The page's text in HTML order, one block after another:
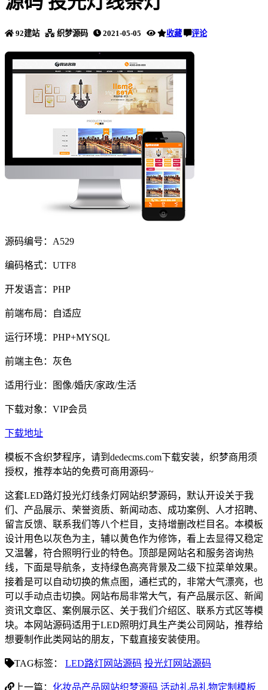
92建站 织梦源码 2021-05-05 收藏 评论
源码编号：A529
编码格式：UTF8
开发语言：PHP
前端布局：自适应
运行环境：PHP+MYSQL
前端主色：灰色
适用行业：图像/婚庆/家政/生活
下载对象：VIP会员
下载地址
模板不含织梦程序，请到dedecms.com下载安装，织梦商用须
授权，推荐本站的免费可商用源码~
这套LED路灯投光灯线条灯网站织梦源码，默认开设关于我
们、产品展示、荣誉资质、新闻动态、成功案例、人才招聘、
留言反馈、联系我们等八个栏目，支持增删改栏目名。本模板
设计用色以灰色为主，辅以黄色作为修饰，看上去显得又稳定
又温馨，符合照明行业的特色。顶部是网站名和服务咨询热
线，下面是导航条，支持绿色高亮背景及二级下拉菜单效果。
接着是可以自动切换的焦点图，通栏式的，非常大气漂亮，也
可以手动点击切换。网站布局非常大气，有产品展示区、新闻
资讯文章区、案例展示区、关于我们介绍区、联系方式区等模
块。本网站源码适用于LED照明灯具生产类公司网站，推荐给
想要制作此类网站的朋友，下载直接安装使用。
TAG标签： LED路灯网站源码 投光灯网站源码
上一篇： 化妆品产品网站织梦源码 活动礼品礼物定制模板